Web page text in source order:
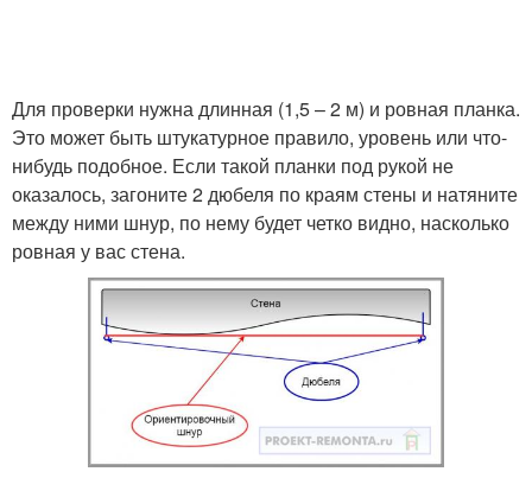
Для проверки нужна длинная (1,5 – 2 м) и ровная планка.
Это может быть штукатурное правило, уровень или что-
нибудь подобное. Если такой планки под рукой не
оказалось, загоните 2 дюбеля по краям стены и натяните
между ними шнур, по нему будет четко видно, насколько
ровная у вас стена.